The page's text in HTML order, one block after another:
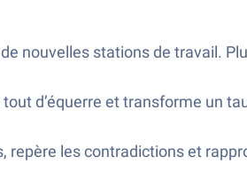
nouvelles stations de travail.
d’équerre et transforme un
les contradictions et